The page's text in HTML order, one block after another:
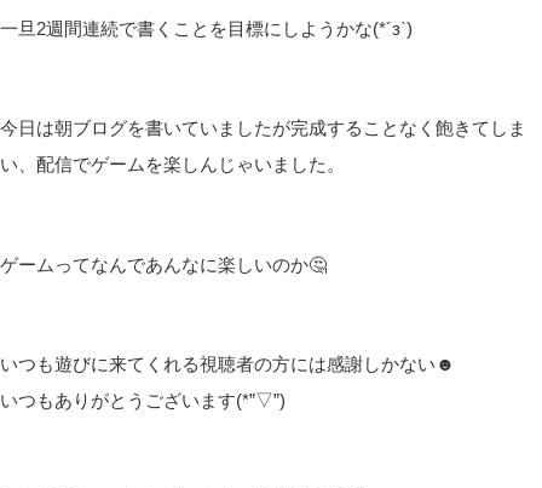
一旦2週間連続で書くことを目標にしようかな(*´з`)
今日は朝ブログを書いていましたが完成することなく飽きてしま
い、配信でゲームを楽しんじゃいました。
ゲームってなんであんなに楽しいのか🤔
いつも遊びに来てくれる視聴者の方には感謝しかない☻
いつもありがとうございます(*”▽”)